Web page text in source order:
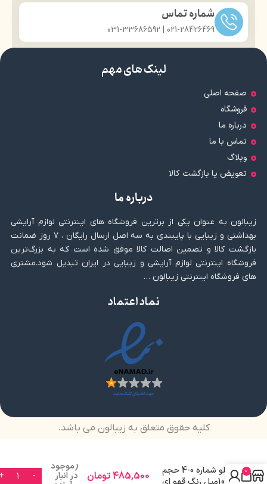
شماره تماس
021-28426469 | 031-33686592
لینک های مهم
صفحه اصلی
فروشگاه
درباره ما
تماس با ما
وبلاگ
تعویض یا بازگشت کالا
درباره ما
زیبالون به عنوان یکی از برترین فروشگاه های اینترنتی لوازم آرایشی
بهداشتی و زیبایی با پایبندی به سه اصل ارسال رایگان ، ۷ روز ضمانت
بازگشت کالا و تضمین اصالت کالا موفق شده است که به بزرگ‌ترین
فروشگاه اینترنتی لوازم آرایشی و زیبایی در ایران تبدیل شود.مشتری
های فروشگاه اینترنتی زیبالون …
نماد اعتماد
کلیه حقوق متعلق به زیبالون می باشد.
بلو شماره 0-4 حجم
485,500تومان
(موجود
در انبار 0